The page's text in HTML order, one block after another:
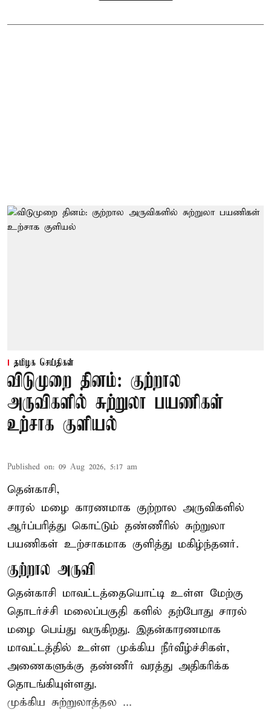
தமிழக செய்திகள்
விடுமுறை தினம்: குற்றால
அருவிகளில் சுற்றுலா பயணிகள்
உற்சாக குளியல்
Published on: 09 Aug 2026, 5:17 am
தென்காசி,
சாரல் மழை காரணமாக குற்றால அருவிகளில்
ஆர்ப்பரித்து கொட்டும் தண்ணீரில் சுற்றுலா
பயணிகள் உற்சாகமாக குளித்து மகிழ்ந்தனர்.
குற்றால அருவி
தென்காசி மாவட்டத்தையொட்டி உள்ள மேற்கு
தொடர்ச்சி மலைப்பகுதி களில் தற்போது சாரல்
மழை பெய்து வருகிறது. இதன்காரணமாக
மாவட்டத்தில் உள்ள முக்கிய நீர்வீழ்ச்சிகள்,
அணைகளுக்கு தண்ணீர் வரத்து அதிகரிக்க
தொடங்கியுள்ளது.
முக்கிய சுற்றுலாத்தல ...